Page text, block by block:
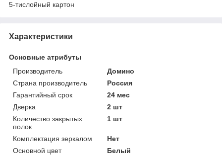
5-тислойный картон
Характеристики
Основные атрибуты
Производитель
Домино
Страна производитель
Россия
Гарантийный срок
24 мес
Дверка
2 шт
Количество закрытых
полок
1 шт
Комплектация зеркалом
Нет
Основной цвет
Белый